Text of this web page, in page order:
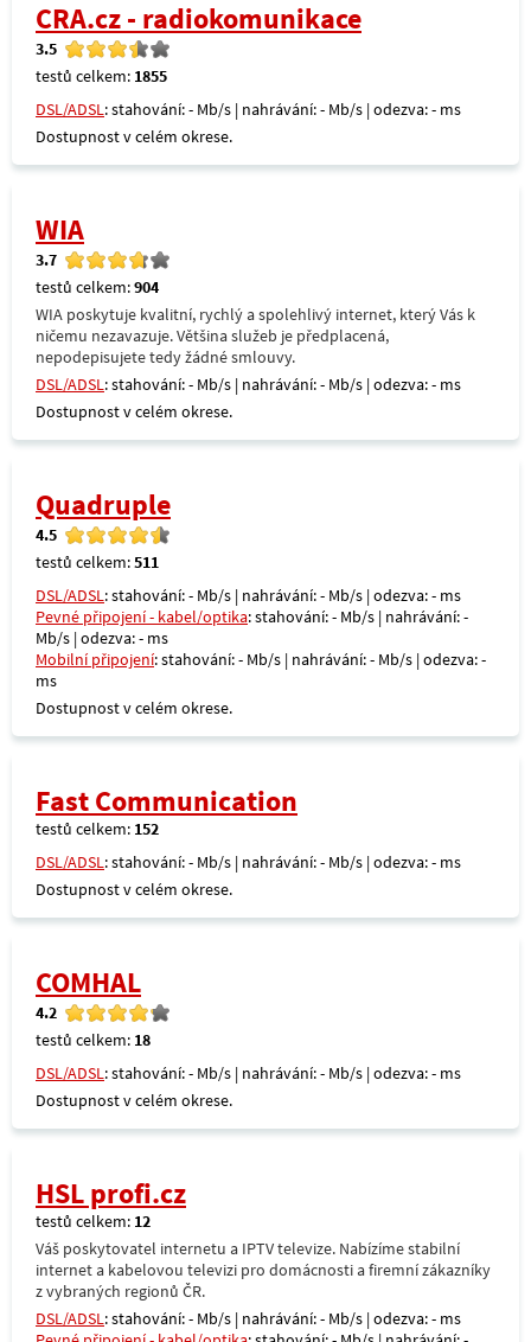
CRA.cz - radiokomunikace
3.5
testů celkem: 1855
DSL/ADSL: stahování: - Mb/s | nahrávání: - Mb/s | odezva: - ms
Dostupnost v celém okrese.
WIA
3.7
testů celkem:904
WIA poskytuje kvalitní, rychlý a spolehlivý internet, který Vás k
ničemu nezavazuje. Většina služeb je předplacená,
nepodepisujete tedy žádné smlouvy.
DSL/ADSL: stahování: - Mb/s | nahrávání: - Mb/s | odezva: - ms
Dostupnost v celém okrese.
Quadruple
4.5
testů celkem:511
DSL/ADSL: stahování: - Mb/s | nahrávání: - Mb/s | odezva: - ms
Pevné připojení - kabel/optika: stahování: - Mb/s | nahrávání: -
Mb/s | odezva: - ms
Mobilní připojení: stahování: - Mb/s | nahrávání: - Mb/s | odezva: -
ms
Dostupnost v celém okrese.
Fast Communication
testů celkem: 152
DSL/ADSL: stahování: - Mb/s | nahrávání: - Mb/s | odezva: - ms
Dostupnost v celém okrese.
COMHAL
4.2
testů celkem: 18
DSL/ADSL: stahování: - Mb/s | nahrávání: - Mb/s | odezva: - ms
Dostupnost v celém okrese.
HSL profi.cz
testů celkem: 12
Váš poskytovatel internetu a IPTV televize. Nabízíme stabilní
internet a kabelovou televizi pro domácnosti a firemní zákazníky
z vybraných regionů ČR.
DSL/ADSL: stahování: - Mb/s | nahrávání: - Mb/s | odezva: - ms